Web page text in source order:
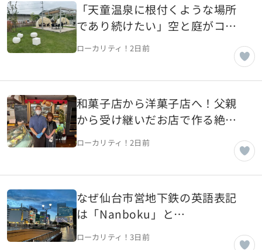
「天童温泉に根付くような場所
であり続けたい」空と庭がコン
セプトのカフェ【山形県天童
ローカリティ！2日前
和菓子店から洋菓子店へ！父親
から受け継いだお店で作る絶品
洋菓子【山形県山形市】
ローカリティ！2日前
なぜ仙台市営地下鉄の英語表記
は「Nanboku」と
「Namboku」が混在しているの
ローカリティ！3日前